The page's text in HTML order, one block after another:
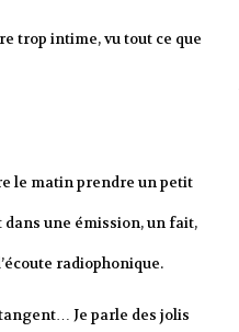
trop intime, vu tout ce que
le matin prendre un petit
une émission, un fait,
radiophonique.
Je parle des jolis